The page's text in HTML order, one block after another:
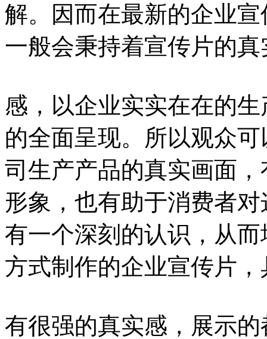
解。因而在最新的企业
一般会秉持着宣传片的真
感，以企业实实在在的
的全面呈现。所以观众
司生产产品的真实画面
形象，也有助于消费者
有一个深刻的认识，从
方式制作的企业宣传片，
有很强的真实感，展示